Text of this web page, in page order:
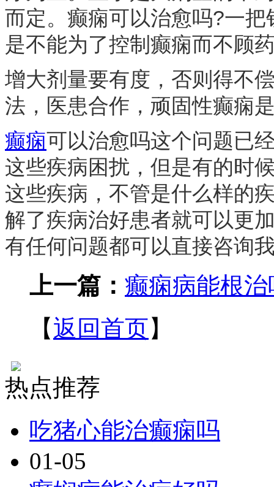
而定。癫痫可以治愈吗?一
是不能为了控制癫痫而不顾
增大剂量要有度，否则得不
法，医患合作，顽固性癫痫
癫痫可以治愈吗这个问题已
这些疾病困扰，但是有的时
这些疾病，不管是什么样的
解了疾病治好患者就可以更
有任何问题都可以直接咨询
上一篇： 癫痫病能根治
【返回首页】
热点推荐
吃猪心能治癫痫吗
01-05